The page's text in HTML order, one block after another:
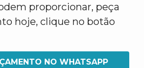
proporcionar, peça
hoje, clique no botão
NO WHATSAPP